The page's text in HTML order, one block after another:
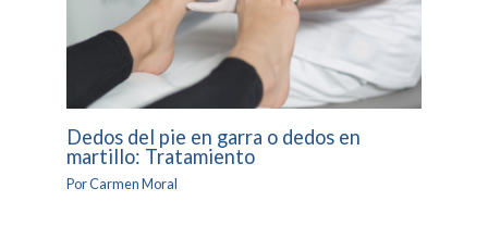
Dedos del pie en garra o dedos en
martillo: Tratamiento
PorCarmen Moral